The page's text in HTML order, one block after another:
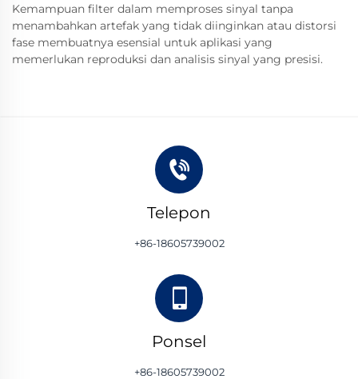
Kemampuan filter dalam memproses sinyal tanpa
menambahkan artefak yang tidak diinginkan atau distorsi
fase membuatnya esensial untuk aplikasi yang
memerlukan reproduksi dan analisis sinyal yang presisi.
Telepon
+86-18605739002
Ponsel
+86-18605739002